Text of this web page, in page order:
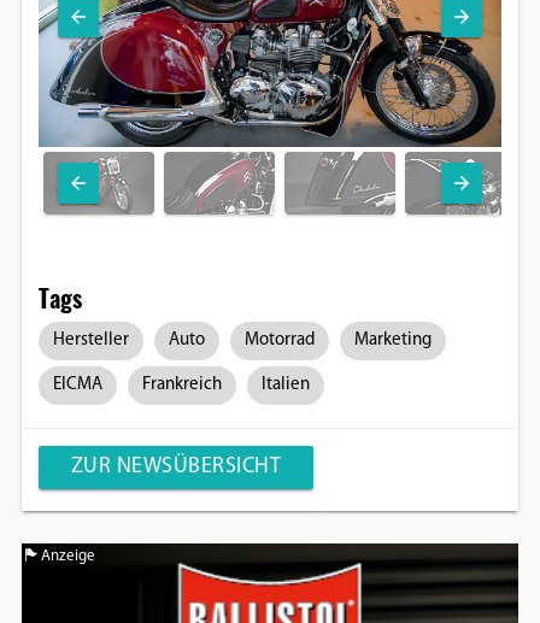
Tags
Hersteller Auto Motorrad Marketing
EICMA Frankreich Italien
ZUR NEWSÜBERSICHT
Anzeige